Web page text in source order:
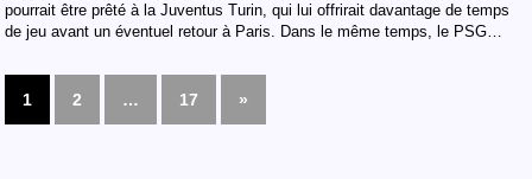
pourrait être prêté à la Juventus Turin, qui lui offrirait davantage de temps
de jeu avant un éventuel retour à Paris. Dans le même temps, le PSG…
1 2 … 17 »